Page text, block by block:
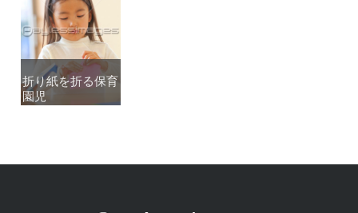
折り紙を折る保育
園児
折り紙を折る保育
園児